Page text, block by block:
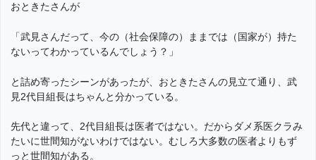
おときたさんが
「武見さんだって、今の（社会保障の）ままでは（国家が）持た
ないってわかっているんでしょう？」
と詰め寄ったシーンがあったが、おときたさんの見立て通り、武
見2代目組長はちゃんと分かっている。
先代と違って、2代目組長は医者ではない。だからダメ系医クラみ
たいに世間知がないわけではない。むしろ大多数の医者よりもず
っと世間知がある。